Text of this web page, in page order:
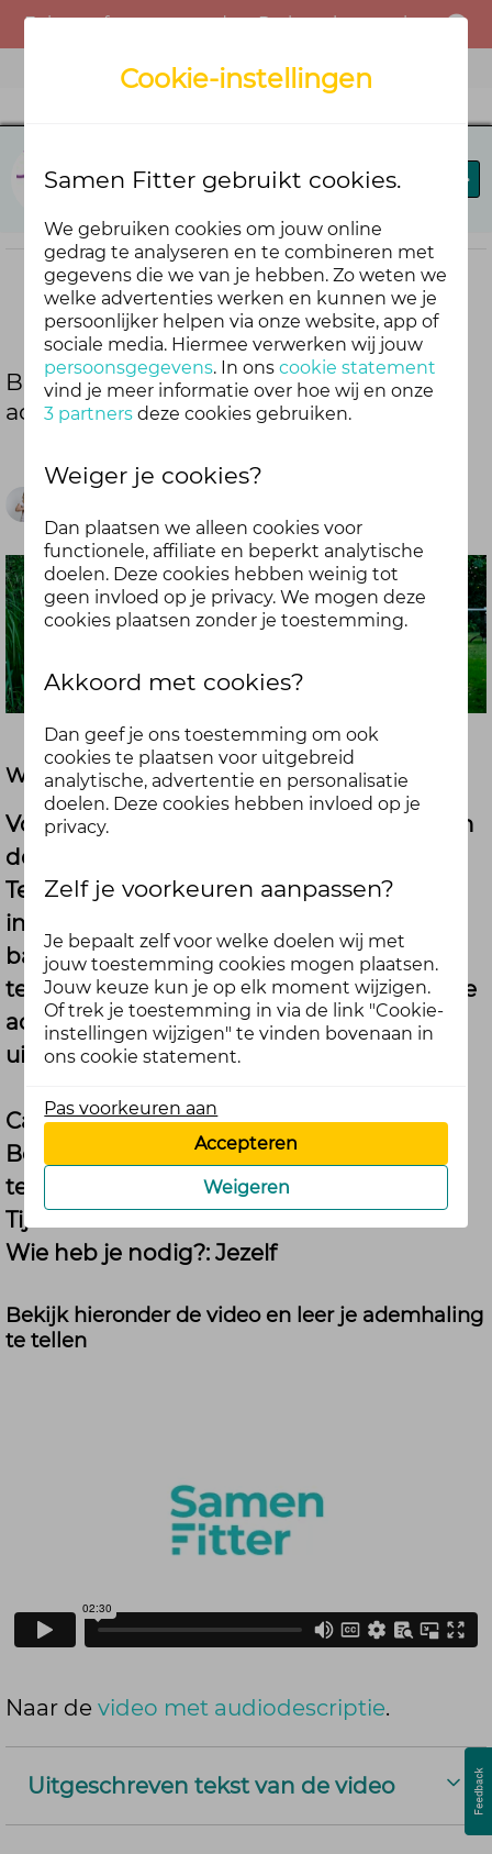
Sterk te werk
Beste Breaks
Deel deze blog
Beste breaks - voor jezelf: Tellend
ademhalen
Waar is het goed voor?
Voel je je niet helemaal in balans? Dan kan
deze ademhalingsoefening je helpen.
Tellend ademhalen helpt je om de balans
in de ademhaling te brengen als je uit
balans bent. Manon begeleid je hierin. De
telling gaat als volgt: 4 tellen inademen, de
adem 2 seconden vasthouden, 4 tellen
uitademen en 2 seconden vasthouden.
Categorie:Relax break
Benodigdheden: Een plek om even rustig
te gaan zitten
Tijdsduur:
Wie heb je nodig?: Jezelf
Bekijk hieronder de video en leer je ademhaling
te tellen
Naar de video met audiodescriptie.
Uitgeschreven tekst van de video
Cookie-instellingen
Samen Fitter gebruikt cookies.
We gebruiken cookies om jouw online
gedrag te analyseren en te combineren met
gegevens die we van je hebben. Zo weten we
welke advertenties werken en kunnen we je
persoonlijker helpen via onze website, app of
sociale media. Hiermee verwerken wij jouw
persoonsgegevens. In onscookie statement
vind je meer informatie over hoe wij en onze
3 partners deze cookies gebruiken.
Weiger je cookies?
Dan plaatsen we alleen cookies voor
functionele, affiliate en beperkt analytische
doelen. Deze cookies hebben weinig tot
geen invloed op je privacy. We mogen deze
cookies plaatsen zonder je toestemming.
Akkoord met cookies?
Dan geef je ons toestemming om ook
cookies te plaatsen voor uitgebreid
analytische, advertentie en personalisatie
doelen. Deze cookies hebben invloed op je
privacy.
Zelf je voorkeuren aanpassen?
Je bepaalt zelf voor welke doelen wij met
jouw toestemming cookies mogen plaatsen.
Jouw keuze kun je op elk moment wijzigen.
Of trek je toestemming in via de link "Cookie-
instellingen wijzigen" te vinden bovenaan in
ons cookie statement.
Pas voorkeuren aan
Accepteren
Weigeren
Er is een fout opgetreden. Probeer het opnieuw of neem contact op met de beheerder.